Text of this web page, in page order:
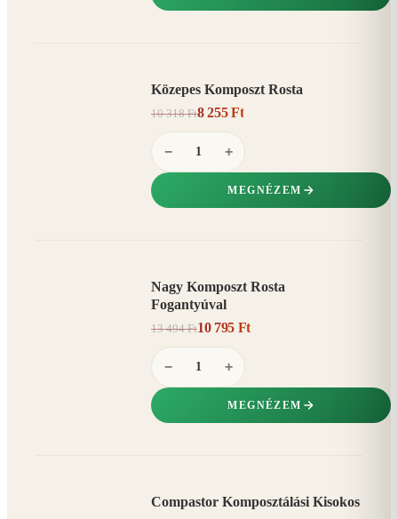
Közepes Komposzt Rosta
10 318 Ft8 255 Ft
− +
MEGNÉZEM
Nagy Komposzt Rosta
Fogantyúval
13 494 Ft10 795 Ft
− +
MEGNÉZEM
Compastor Komposztálási Kisokos